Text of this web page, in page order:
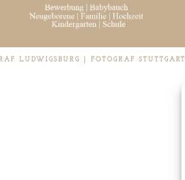
LUDWIGSBURG | FOTOGRAF STUTTGART